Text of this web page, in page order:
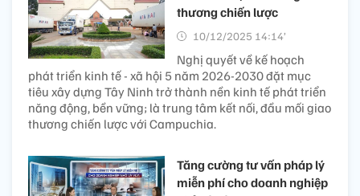
thương chiến lược
10/12/2025 14:14’
Nghị quyết về kế hoạch
phát triển kinh tế - xã hội 5 năm 2026-2030 đặt mục
tiêu xây dựng Tây Ninh trở thành nền kinh tế phát triển
năng động, bền vững; là trung tâm kết nối, đầu mối giao
thương chiến lược với Campuchia.
Tăng cường tư vấn pháp lý
miễn phí cho doanh nghiệp